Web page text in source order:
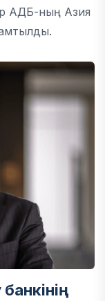
АДБ-ның Азия